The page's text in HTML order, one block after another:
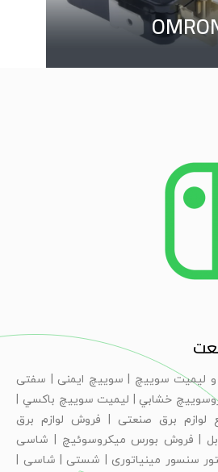
و ليميت سوييچ | سویيچ ايمنی | سفتی
خشابي | ليميت سوييچ باكسي |
لوازم برق صنعتی | فروش لوازم برق
| فروش بورس میکروسوئیچ | شاسی
سنسور مینیاتوری | شستی | شاسی |